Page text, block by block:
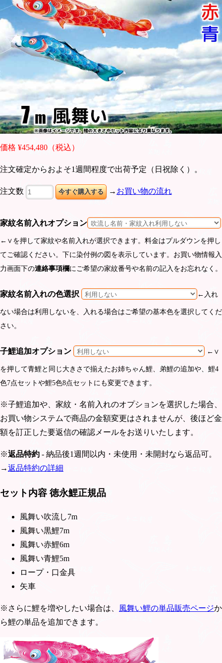
価格 ¥454,480（税込）
注文確定からおよそ1週間程度で出荷予定（日祝除く）。
注文数 → お買い物の流れ
家紋名前入れオプション
←∨を押して家紋や名前入れが選択できます。料金はプルダウンを押し
てご確認ください。下に染付例の図を表示しています。お買い物情報入
力画面下の連絡事項欄にご希望の家紋番号や名前の記入をお忘れなく。
家紋名前入れの色選択 ←入れ
ない場合は利用しないを、入れる場合はご希望の基本色を選択してくだ
さい。
子鯉追加オプション ←∨
を押して青鯉と同じ大きさで揃えたお姉ちゃん鯉、弟鯉の追加や、鯉4
色7点セットや鯉5色8点セットにも変更できます。
※子鯉追加や、家紋・名前入れのオプションを選択した場合、
お買い物システムで商品の金額変更はされませんが、後ほど金
額を訂正した要返信の確認メールをお送りいたします。
※返品特約 - 納品後1週間以内・未使用・未開封なら返品可。
→返品特約の詳細
セット内容 徳永鯉正規品
風舞い吹流し7m
風舞い黒鯉7m
風舞い赤鯉6m
風舞い青鯉5m
ロープ・口金具
矢車
※さらに鯉を増やしたい場合は、 風舞い鯉の単品販売ページか
ら鯉の単品を追加できます。